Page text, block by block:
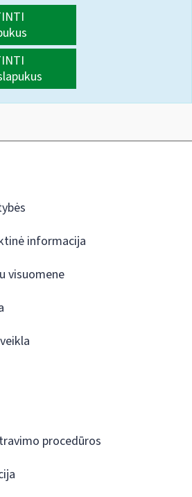
informacija
visuomene
procedūros